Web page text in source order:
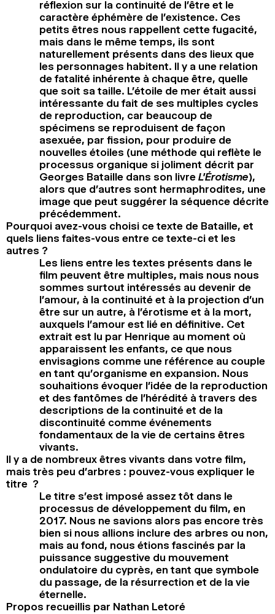
réflexion sur la continuité de l’être et le
caractère éphémère de l’existence. Ces
petits êtres nous rappellent cette fugacité,
mais dans le même temps, ils sont
naturellement présents dans des lieux que
les personnages habitent. Il y a une relation
de fatalité inhérente à chaque être, quelle
que soit sa taille. L’étoile de mer était aussi
intéressante du fait de ses multiples cycles
de reproduction, car beaucoup de
spécimens se reproduisent de façon
asexuée, par fission, pour produire de
nouvelles étoiles (une méthode qui reflète le
processus organique si joliment décrit par
Georges Bataille dans son livre L’Érotisme),
alors que d’autres sont hermaphrodites, une
image que peut suggérer la séquence décrite
précédemment.
Pourquoi avez-vous choisi ce texte de Bataille, et
quels liens faites-vous entre ce texte-ci et les
autres ?
Les liens entre les textes présents dans le
film peuvent être multiples, mais nous nous
sommes surtout intéressés au devenir de
l’amour, à la continuité et à la projection d’un
être sur un autre, à l’érotisme et à la mort,
auxquels l’amour est lié en définitive. Cet
extrait est lu par Henrique au moment où
apparaissent les enfants, ce que nous
envisagions comme une référence au couple
en tant qu’organisme en expansion. Nous
souhaitions évoquer l’idée de la reproduction
et des fantômes de l’hérédité à travers des
descriptions de la continuité et de la
discontinuité comme événements
fondamentaux de la vie de certains êtres
vivants.
Il y a de nombreux êtres vivants dans votre film,
mais très peu d’arbres : pouvez-vous expliquer le
titre ?
Le titre s’est imposé assez tôt dans le
processus de développement du film, en
2017. Nous ne savions alors pas encore très
bien si nous allions inclure des arbres ou non,
mais au fond, nous étions fascinés par la
puissance suggestive du mouvement
ondulatoire du cyprès, en tant que symbole
du passage, de la résurrection et de la vie
éternelle.
Propos recueillis par Nathan Letoré